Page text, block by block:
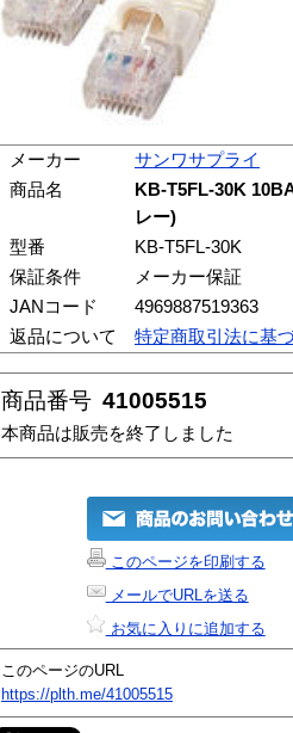
メーカー
サンワサプライ
商品名
KB-T5FL-30K
レー)
型番
KB-T5FL-30K
保証条件
メーカー保証
JANコード
4969887519363
返品について
特定商取引法に基
商品番号 41005515
本商品は販売を終了しました
このページを印刷する
メールでURLを送る
お気に入りに追加する
このページのURL
https://plth.me/41005515